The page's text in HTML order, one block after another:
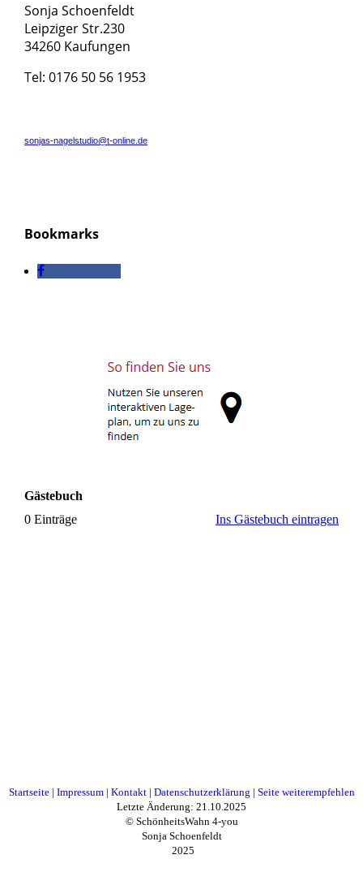
Sonja Schoenfeldt
Leipziger Str.230
34260 Kaufungen
Tel: 0176 50 56 1953
sonjas-nagelstudio@t-online.de
Bookmarks
Gästebuch
0 Einträge
Ins Gästebuch eintragen
Startseite| Impressum| Kontakt | Datenschutzerklärung | Seite weiterempfehlen
Letzte Änderung: 21.10.2025
© SchönheitsWahn 4-you
Sonja Schoenfeldt
2025